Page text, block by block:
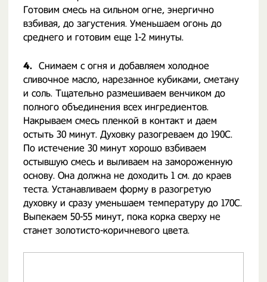
Готовим смесь на сильном огне, энергично
взбивая, до загустения. Уменьшаем огонь до
среднего и готовим еще 1-2 минуты.
4. Снимаем с огня и добавляем холодное
сливочное масло, нарезанное кубиками, сметану
и соль. Тщательно размешиваем венчиком до
полного объединения всех ингредиентов.
Накрываем смесь пленкой в контакт и даем
остыть 30 минут. Духовку разогреваем до 190С.
По истечение 30 минут хорошо взбиваем
остывшую смесь и выливаем на замороженную
основу. Она должна не доходить 1 см. до краев
теста. Устанавливаем форму в разогретую
духовку и сразу уменьшаем температуру до 170С.
Выпекаем 50-55 минут, пока корка сверху не
станет золотисто-коричневого цвета.